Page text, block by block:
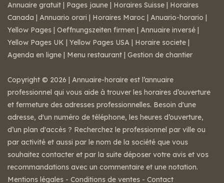
Annuaire gratuit | Pages jaune | Horaires Suisse | Horaires
Canada | Annuario orari | Horaires Maroc | Anuario-horario |
Yellow Pages | Oeffnungszeiten firmen | Annuaire inversé |
Yellow Pages UK | Yellow Pages USA | Horaire societe |
Agenda en ligne | Menu restaurant | Gestion de chantier
Copyright © 2026 | Annuaire-horaire est l’annuaire
professionnel qui vous aide à trouver les horaires d’ouverture
et fermeture des adresses professionnelles. Besoin d'une
adresse, d'un numéro de téléphone, les heures d’ouverture,
d’un plan d'accès ? Recherchez le professionnel par ville ou
par activité et aussi par le nom de la société que vous
souhaitez contacter et par la suite déposer votre avis et vos
recommandations avec un commentaire et une notation.
Mentions légales - Conditions de ventes - Contact